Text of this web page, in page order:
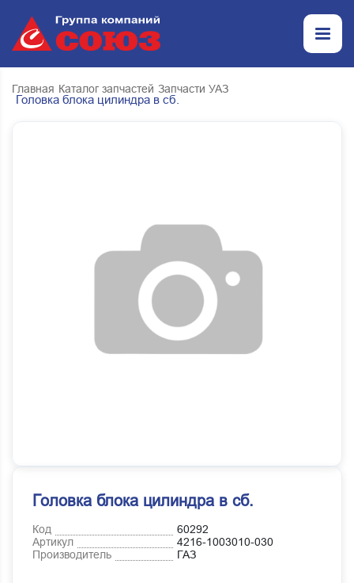
Главная Каталог запчастей Запчасти УАЗ
Головка блока цилиндра в сб.
Головка блока цилиндра в сб.
Код
60292
Артикул
4216-1003010-030
Производитель
ГАЗ